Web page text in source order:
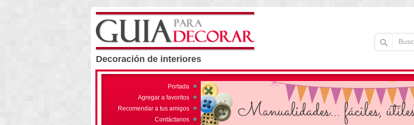
Decoración de interiores
Portada
Agregar a favoritos
Recomendar a tus amigos
Contáctanos